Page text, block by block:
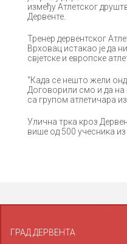
између Атлетског
Дервенте.
Тренер дервентског
Врховац истакао је да
свјетске и европске
“Када се нешто жели
Договорили смо и да
са групом атлетичара
Улична трка кроз
више од 500 учесника из
ГРАД ДЕРВЕНТА